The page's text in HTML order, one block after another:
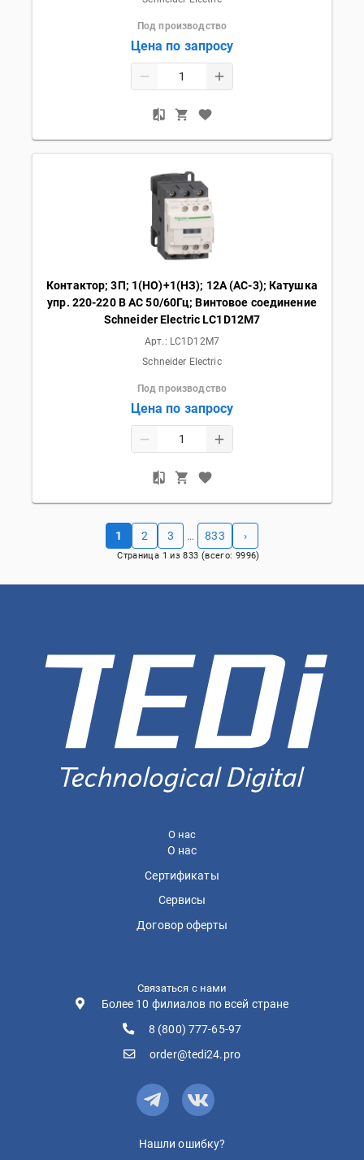
Под производство
Цена по запросу
Контактор; 3П; 1(НО)+1(НЗ); 12А (AC-3); Катушка
упр. 220-220 В AC 50/60Гц; Винтовое соединение
Schneider Electric LC1D12M7
Арт.: LC1D12M7
Schneider Electric
Под производство
Цена по запросу
1 2 3 … 833 ›
Страница 1 из833 (всего: 9996)
О нас
О нас
Сертификаты
Сервисы
Договор оферты
Связаться с нами
Более 10 филиалов по всей стране
8 (800) 777-65-97
order@tedi24.pro
Нашли ошибку?